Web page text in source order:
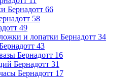
Бернадотт 66
58
49
и лопатки Бернадотт 34
43
Бернадотт 16
Бернадотт 31
Бернадотт 17